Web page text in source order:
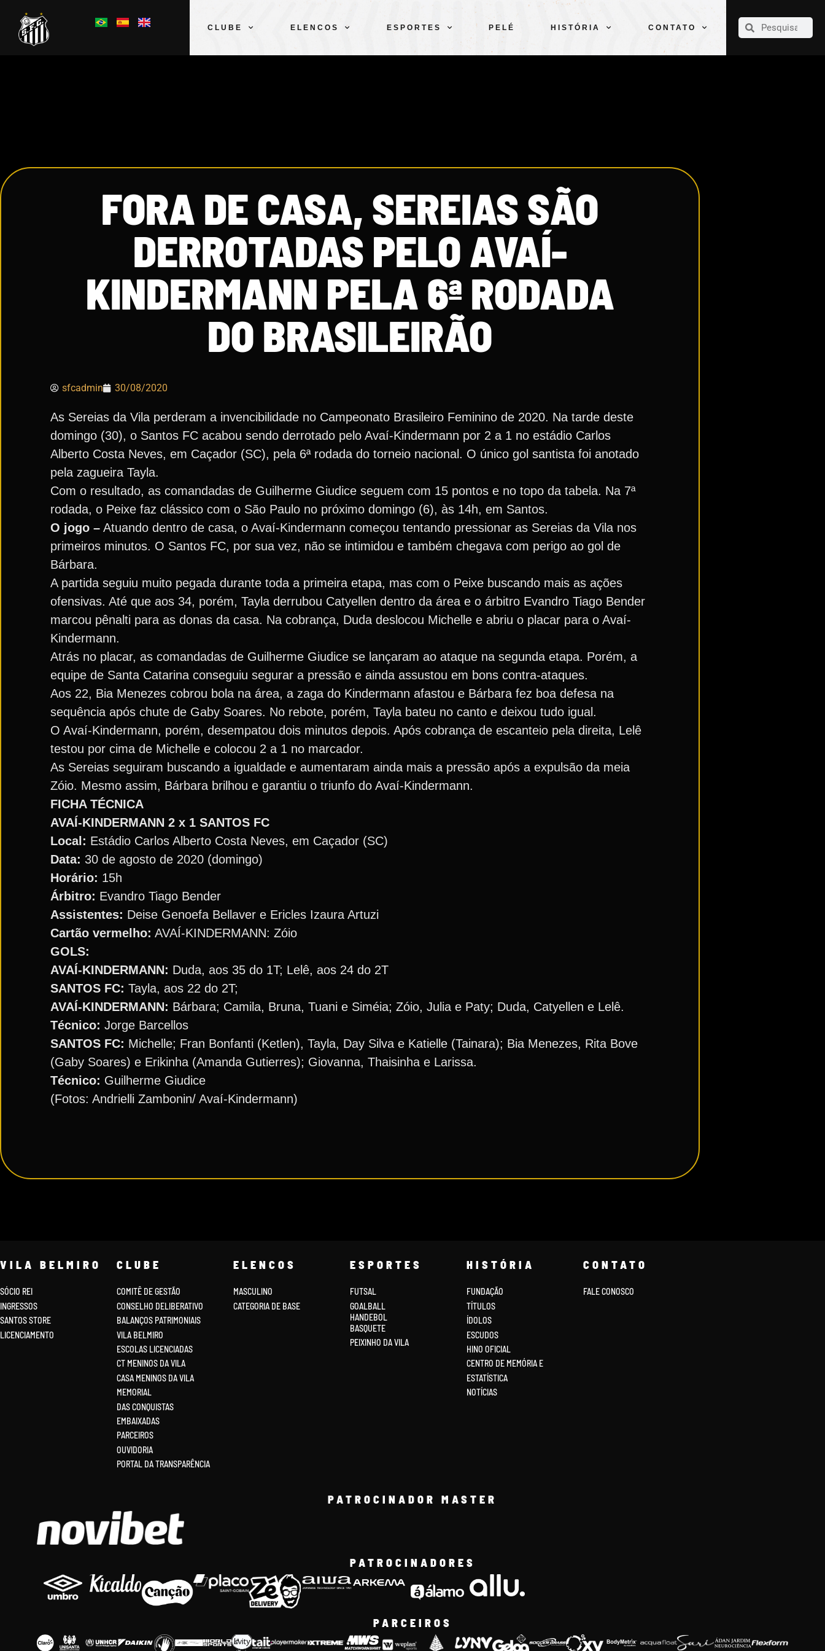
CLUBE ELENCOS ESPORTES PELÉ HISTÓRIA CONTATO
CLUBE
FORA DE CASA, SEREIAS SÃO
DERROTADAS PELO AVAÍ-
KINDERMANN PELA 6ª RODADA
DO BRASILEIRÃO
sfcadmin 30/08/2020
As Sereias da Vila perderam a invencibilidade no Campeonato Brasileiro Feminino de 2020. Na tarde deste
domingo (30), o Santos FC acabou sendo derrotado pelo Avaí-Kindermann por 2 a 1 no estádio Carlos
Alberto Costa Neves, em Caçador (SC), pela 6ª rodada do torneio nacional. O único gol santista foi anotado
pela zagueira Tayla.
Com o resultado, as comandadas de Guilherme Giudice seguem com 15 pontos e no topo da tabela. Na 7ª
rodada, o Peixe faz clássico com o São Paulo no próximo domingo (6), às 14h, em Santos.
O jogo – Atuando dentro de casa, o Avaí-Kindermann começou tentando pressionar as Sereias da Vila nos
primeiros minutos. O Santos FC, por sua vez, não se intimidou e também chegava com perigo ao gol de
Bárbara.
A partida seguiu muito pegada durante toda a primeira etapa, mas com o Peixe buscando mais as ações
ofensivas. Até que aos 34, porém, Tayla derrubou Catyellen dentro da área e o árbitro Evandro Tiago Bender
marcou pênalti para as donas da casa. Na cobrança, Duda deslocou Michelle e abriu o placar para o Avaí-
Kindermann.
Atrás no placar, as comandadas de Guilherme Giudice se lançaram ao ataque na segunda etapa. Porém, a
equipe de Santa Catarina conseguiu segurar a pressão e ainda assustou em bons contra-ataques.
Aos 22, Bia Menezes cobrou bola na área, a zaga do Kindermann afastou e Bárbara fez boa defesa na
sequência após chute de Gaby Soares. No rebote, porém, Tayla bateu no canto e deixou tudo igual.
O Avaí-Kindermann, porém, desempatou dois minutos depois. Após cobrança de escanteio pela direita, Lelê
testou por cima de Michelle e colocou 2 a 1 no marcador.
As Sereias seguiram buscando a igualdade e aumentaram ainda mais a pressão após a expulsão da meia
Zóio. Mesmo assim, Bárbara brilhou e garantiu o triunfo do Avaí-Kindermann.
FICHA TÉCNICA
AVAÍ-KINDERMANN 2 x 1 SANTOS FC
Local: Estádio Carlos Alberto Costa Neves, em Caçador (SC)
Data: 30 de agosto de 2020 (domingo)
Horário: 15h
Árbitro: Evandro Tiago Bender
Assistentes: Deise Genoefa Bellaver e Ericles Izaura Artuzi
Cartão vermelho: AVAÍ-KINDERMANN: Zóio
GOLS:
AVAÍ-KINDERMANN: Duda, aos 35 do 1T; Lelê, aos 24 do 2T
SANTOS FC: Tayla, aos 22 do 2T;
AVAÍ-KINDERMANN: Bárbara; Camila, Bruna, Tuani e Siméia; Zóio, Julia e Paty; Duda, Catyellen e Lelê.
Técnico: Jorge Barcellos
SANTOS FC: Michelle; Fran Bonfanti (Ketlen), Tayla, Day Silva e Katielle (Tainara); Bia Menezes, Rita Bove
(Gaby Soares) e Erikinha (Amanda Gutierres); Giovanna, Thaisinha e Larissa.
Técnico: Guilherme Giudice
(Fotos: Andrielli Zambonin/ Avaí-Kindermann)
VILA BELMIRO
SÓCIO REI
INGRESSOS
SANTOS STORE
LICENCIAMENTO
CLUBE
COMITÊ DE GESTÃO
CONSELHO DELIBERATIVO
BALANÇOS PATRIMONIAIS
VILA BELMIRO
ESCOLAS LICENCIADAS
CT MENINOS DA VILA
CASA MENINOS DA VILA
MEMORIAL
DAS CONQUISTAS
EMBAIXADAS
PARCEIROS
OUVIDORIA
PORTAL DA TRANSPARÊNCIA
ELENCOS
MASCULINO
CATEGORIA DE BASE
ESPORTES
FUTSAL
GOALBALL
HANDEBOL
BASQUETE
PEIXINHO DA VILA
HISTÓRIA
FUNDAÇÃO
TÍTULOS
ÍDOLOS
ESCUDOS
HINO OFICIAL
CENTRO DE MEMÓRIA E
ESTATÍSTICA
NOTÍCIAS
CONTATO
FALE CONOSCO
PATROCINADOR MASTER
PATROCINADORES
PARCEIROS